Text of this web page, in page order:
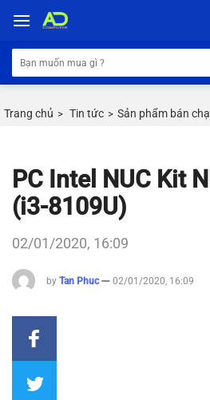
đến
nội
dung
Tìm
kiếm:
Trang chủ > Tin tức > Sản phẩm bán
PC Intel NUC Kit
(i3-8109U)
02/01/2020, 16:09
by Tan Phuc 02/01/2020, 16:09